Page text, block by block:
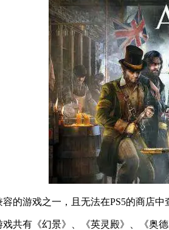
的游戏之一，且无法在PS5的商店
戏共有《幻景》、《英灵殿》、《